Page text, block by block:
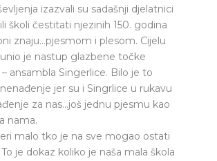
izazvali su sadašnji djelatnici
školi čestitati njezinih 150. godina
znaju…pjesmom i plesom. Cijelu
je nastup glazbene točke
ansambla Singerlice. Bilo je to
jer su i Singrlice u rukavu
za nas…još jednu pjesmu kao
nama.
malo tko je na sve mogao ostati
je dokaz koliko je naša mala škola